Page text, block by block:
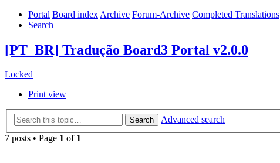
Portal Board index Archive Forum-Archive Completed Translations
Search
[PT_BR] Tradução Board3 Portal v2.0.0
Locked
Print view
Search
Advanced search
7 posts • Page 1 of 1